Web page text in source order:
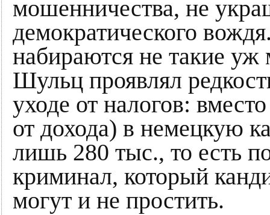
мошенничества, не
демократического
набираются не такие
Шульц проявлял
уходе от налогов:
от дохода) в немецкую
лишь 280 тыс., то есть
криминал, который
могут и не простить.